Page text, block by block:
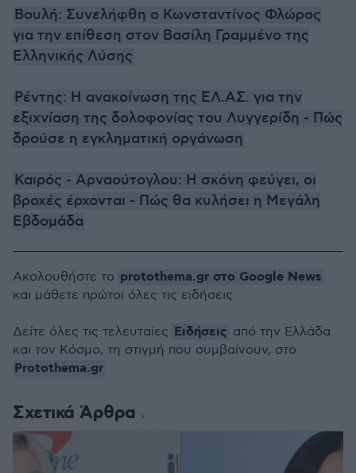
Βουλή: Συνελήφθη ο Κωνσταντίνος Φλώρος
για την επίθεση στον Βασίλη Γραμμένο της
Ελληνικής Λύσης
Ρέντης: Η ανακοίνωση της ΕΛ.ΑΣ. για την
εξιχνίαση της δολοφονίας του Λυγγερίδη - Πώς
δρούσε η εγκληματική οργάνωση
Καιρός - Αρναούτογλου: Η σκόνη φεύγει, οι
βροχές έρχονται - Πώς θα κυλήσει η Μεγάλη
Εβδομάδα
Σχετικά Άρθρα
Ακολουθήστε το protothema.gr στο Google News
και μάθετε πρώτοι όλες τις ειδήσεις
Δείτε όλες τις τελευταίες Ειδήσεις από την Ελλάδα
και τον Κόσμο, τη στιγμή που συμβαίνουν, στο
Protothema.gr